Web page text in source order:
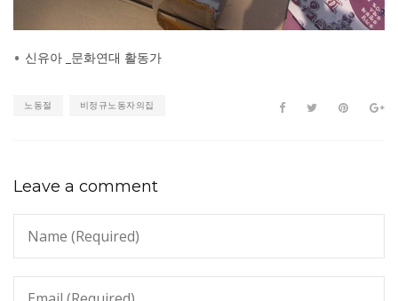
신유아 _문화연대 활동가
노동절 비정규노동자의집
Leave a comment